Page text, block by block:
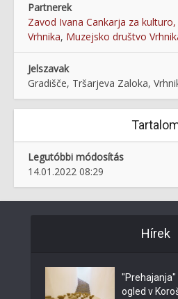
Partnerek
Zavod Ivana Cankarja za
Vrhnika, Muzejsko društvo
Jelszavak
Gradišče, Tršarjeva Zaloka,
Legutóbbi módosítás
14.01.2022 08:29
Hírek
ogled v